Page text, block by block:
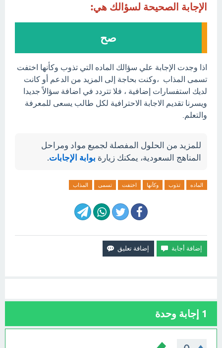
الإجابة الصحيحة لسؤالك هي:
صح
اذا وجدت الإجابة علي سؤالك الماده التي تذوب وكأنها اختفت
تسمى المذاب ،وكنت بحاجة إلى المزيد من الدعم أو كانت
لديك استفسارات إضافية ، فلا تتردد في اضافة سؤالاً جديدا
ويسرنا تقديم الاجابة الاحترافية لكل طالب يسعى للمعرفة
والتعلم.
للمزيد من الحلول المفصلة لجميع مواد ومراحل
المناهج السعودية، يمكنك زيارة بوابة الإجابات.
الماده تذوب وكأنها اختفت تسمى المذاب
1 إجابة وحدة